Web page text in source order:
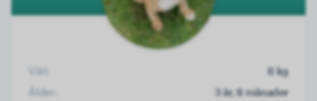
Vikt:
6 kg
Ålder:
3 år, 8 månader